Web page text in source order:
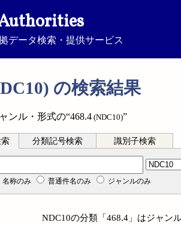
データ検索・提供サービス
の検索結果
ンル・形式の“468.4 (NDC10)”
分類記号検索 識別子検索
名称のみ 普通件名のみ ジャンルのみ
NDC10の分類「468.4」はジャン